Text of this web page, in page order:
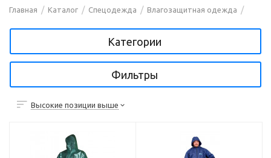
Главная / Каталог / Спецодежда / Влагозащитная одежда /
Категории
Фильтры
Высокие позиции выше